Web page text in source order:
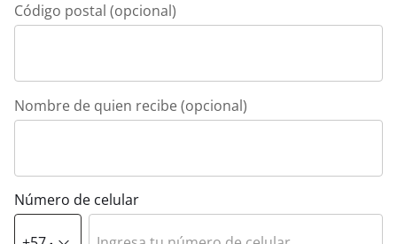
Código postal (opcional)
Nombre de quien recibe (opcional)
Número de celular